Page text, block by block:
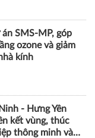
SMS-MP, góp
ozone và giảm
kính
- Hưng Yên
kết vùng, thúc
thông minh và